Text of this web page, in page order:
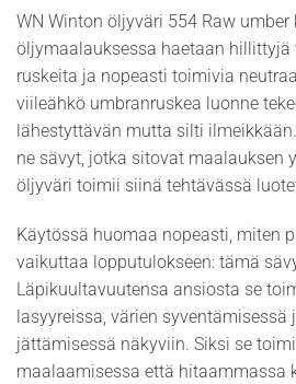
WN Winton öljyväri 554 Raw
öljymaalauksessa haetaan hillittyjä
ruskeita ja nopeasti toimivia
viileähkö umbranruskea luonne
lähestyttävän mutta silti
ne sävyt, jotka sitovat maalauksen
öljyväri toimii siinä tehtävässä
Käytössä huomaa nopeasti, miten
vaikuttaa lopputulokseen: tämä
Läpikuultavuutensa ansiosta se
lasyyreissa, värien syventämisessä
jättämisessä näkyviin. Siksi se
maalaamisessa että hitaammassa